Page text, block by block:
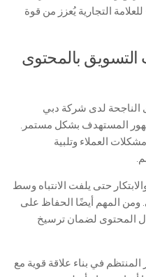
التجارية يُعزز من قوة
التسويق بالمحتوى
الناجحة لدى شركة دبي
المستهدف بشكل مستمر.
العملاء وتلبية
حتى يلفت الانتباه وسط
ومن المهم أيضًا الحفاظ على
المحتوى لضمان ترسيخ
المنتظم في بناء علاقة قوية مع